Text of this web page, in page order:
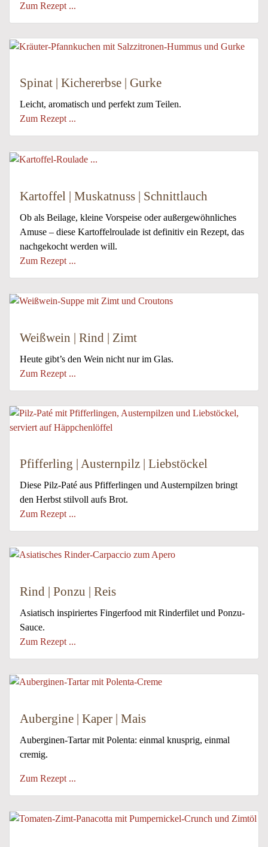
Zum Rezept ...
Spinat | Kichererbse | Gurke
Leicht, aromatisch und perfekt zum Teilen.
Zum Rezept ...
Kartoffel | Muskatnuss | Schnittlauch
Ob als Beilage, kleine Vorspeise oder außergewöhnliches
Amuse – diese Kartoffelroulade ist definitiv ein Rezept, das
nachgekocht werden will.
Zum Rezept ...
Weißwein | Rind | Zimt
Heute gibt’s den Wein nicht nur im Glas.
Zum Rezept ...
Pfifferling | Austernpilz | Liebstöckel
Diese Pilz-Paté aus Pfifferlingen und Austernpilzen bringt
den Herbst stilvoll aufs Brot.
Zum Rezept ...
Rind | Ponzu | Reis
Asiatisch inspiriertes Fingerfood mit Rinderfilet und Ponzu-
Sauce.
Zum Rezept ...
Aubergine | Kaper | Mais
Auberginen-Tartar mit Polenta: einmal knusprig, einmal
cremig.
Zum Rezept ...